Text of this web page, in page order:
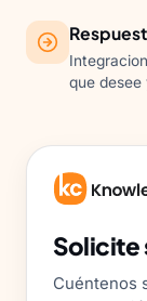
que desee
Solicite
Cuéntenos